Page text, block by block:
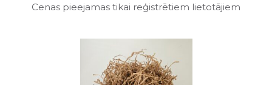
Cenas pieejamas tikai reģistrētiem lietotājiem